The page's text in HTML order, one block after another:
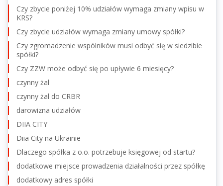
Czy zbycie poniżej 10% udziałów wymaga zmiany wpisu w
KRS?
Czy zbycie udziałów wymaga zmiany umowy spółki?
Czy zgromadzenie wspólników musi odbyć się w siedzibie
spółki?
Czy ZZW może odbyć się po upływie 6 miesięcy?
czynny żal
czynny żal do CRBR
darowizna udziałów
DIIA CITY
Diia City na Ukrainie
Dlaczego spółka z o.o. potrzebuje księgowej od startu?
dodatkowe miejsce prowadzenia działalności przez spółkę
dodatkowy adres spółki